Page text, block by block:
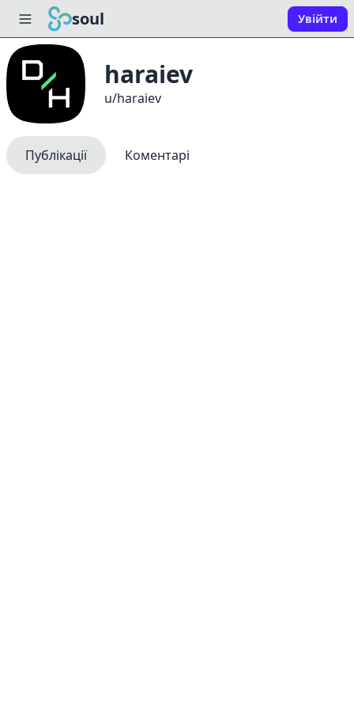
soul Увійти
haraiev
u/haraiev
Публікації Коментарі